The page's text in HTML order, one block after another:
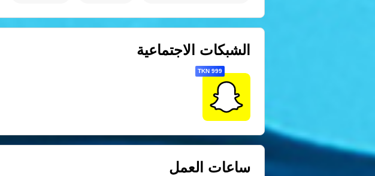
الشبكات الاجتماعية
999 TKN
ساعات العمل